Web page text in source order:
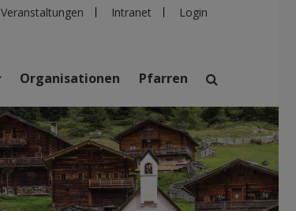
Veranstaltungen Intranet Login
suchen
Personen Pfarren Einrichtungen
Organisationen Pfarren